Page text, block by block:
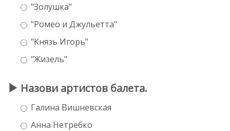
"Золушка"
"Ромео и Джульетта"
"Князь Игорь"
"Жизель"
Назови артистов балета.
Галина Вишневская
Анна Нетребко